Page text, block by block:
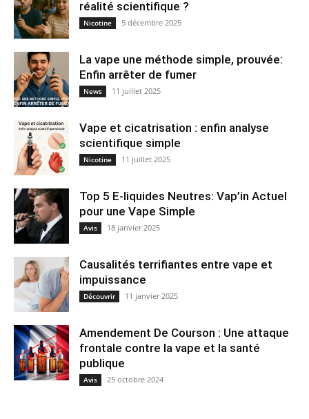
réalité scientifique ?
Nicotine 5 décembre 2025
La vape une méthode simple, prouvée:
Enfin arrêter de fumer
News 11 juillet 2025
Vape et cicatrisation : enfin analyse
scientifique simple
Nicotine 11 juillet 2025
Top 5 E-liquides Neutres: Vap’in Actuel
pour une Vape Simple
Avis 18 janvier 2025
Causalités terrifiantes entre vape et
impuissance
Découvrir 11 janvier 2025
Amendement De Courson : Une attaque
frontale contre la vape et la santé
publique
Avis 25 octobre 2024